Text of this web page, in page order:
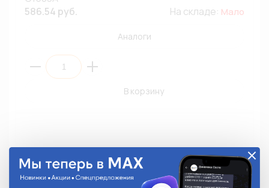
586.54 руб.
На складе: Мало
Аналоги
В корзину